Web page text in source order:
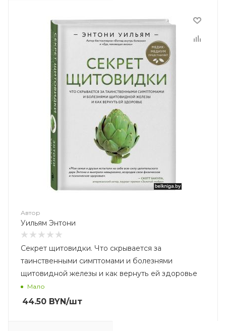
Автор
Уильям Энтони
Секрет щитовидки. Что скрывается за
таинственными симптомами и болезнями
щитовидной железы и как вернуть ей здоровье
Мало
44.50 BYN/шт